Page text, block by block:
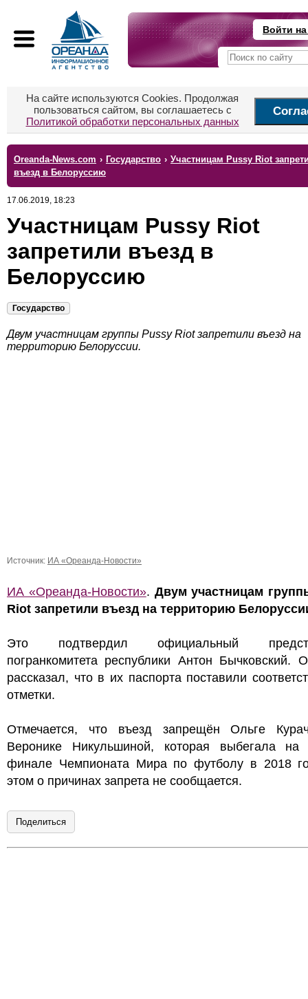
Войти
На сайте используются Cookies. Продолжая
пользоваться сайтом, вы соглашаетесь с
Политикой обработки персональных данных
Oreanda-News.com › Государство › Участницам Pussy Riot
въезд в Белоруссию
17.06.2019, 18:23
Участницам Pussy Riot
запретили въезд в
Белоруссию
Государство
Двум участницам группы Pussy Riot запретили въезд на
территорию Белоруссии.
Источник: ИА «Ореанда-Новости»
ИА «Ореанда-Новости». Двум участницам
Riot запретили въезд на территорию
Это подтвердил официальный
погранкомитета республики Антон Бычковский.
рассказал, что в их паспорта поставили
отметки.
Отмечается, что въезд запрещён Ольге
Веронике Никульшиной, которая выбегала
финале Чемпионата Мира по футболу в 2018
этом о причинах запрета не сообщается.
Поделиться